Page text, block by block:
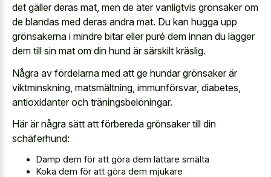
det gäller deras mat, men de äter vanligtvis grönsaker om
de blandas med deras andra mat. Du kan hugga upp
grönsakerna i mindre bitar eller puré dem innan du lägger
dem till sin mat om din hund är särskilt kräslig.
Några av fördelarna med att ge hundar grönsaker är
viktminskning, matsmältning, immunförsvar, diabetes,
antioxidanter och träningsbelöningar.
Här är några sätt att förbereda grönsaker till din
schäferhund:
Damp dem för att göra dem lättare smälta
Koka dem för att göra dem mjukare